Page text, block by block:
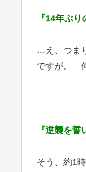
『14年ぶ
…え、つま
ですが。
『逆襲を誓
そう、約1